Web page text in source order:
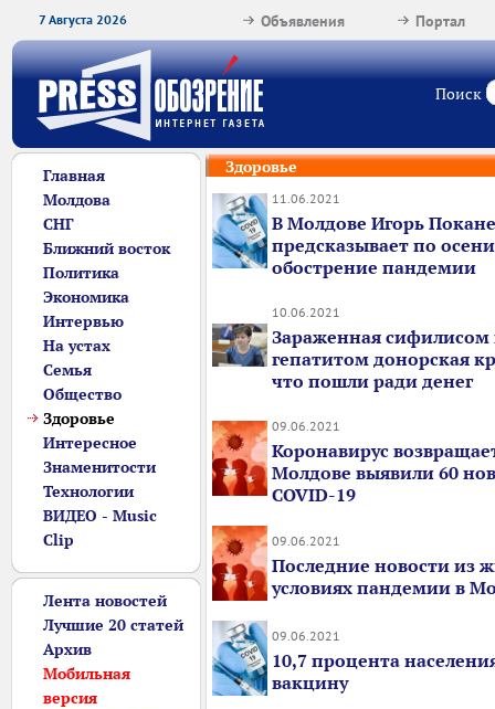
7 Августа 2026 Портал
Объявления
Поиск
Главная
Молдова
СНГ
Ближний восток
Политика
Экономика
Интервью
На устах
Семья
Общество
Здоровье
Интересное
Знаменитости
Технологии
ВИДЕО - Music
Clip
Лента новостей
Лучшие 20 статей
Архив
Мобильная
версия
Здоровье
11.06.2021
В Молдове Игорь
предсказывает по осени
обострение пандемии
10.06.2021
Зараженная сифилисом
гепатитом донорская
что пошли ради денег
09.06.2021
Коронавирус
Молдове выявили 60
COVID-19
09.06.2021
Последние новости из
условиях пандемии в
09.06.2021
10,7 процента
вакцину